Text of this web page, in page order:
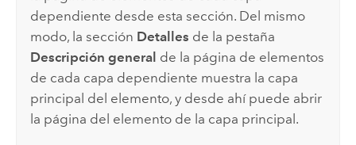
dependiente desde esta sección. Del mismo
modo, la sección Detalles de la pestaña
Descripción general de la página de elementos
de cada capa dependiente muestra la capa
principal del elemento, y desde ahí puede abrir
la página del elemento de la capa principal.